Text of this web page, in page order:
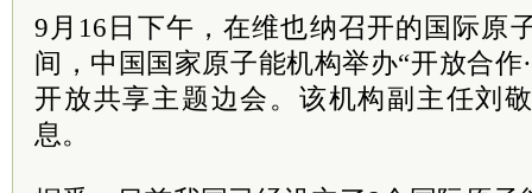
9月16日下午，在维也纳召开的国际原
间，中国国家原子能机构举办“开放合作
开放共享主题边会。该机构副主任刘
息。